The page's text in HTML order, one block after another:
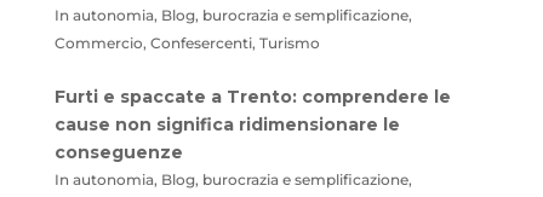
In autonomia, Blog, burocrazia e semplificazione,
Commercio, Confesercenti, Turismo
Furti e spaccate a Trento: comprendere le
cause non significa ridimensionare le
conseguenze
In autonomia, Blog, burocrazia e semplificazione,